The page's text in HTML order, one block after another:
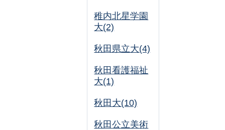
稚内北星学園
大(2)
秋田県立大(4)
秋田看護福祉
大(1)
秋田大(10)
秋田公立美術